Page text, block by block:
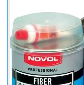
Очень ровная
Прекрасные
Можно шлифовать
Экономит время:
Высокая
Не забивает